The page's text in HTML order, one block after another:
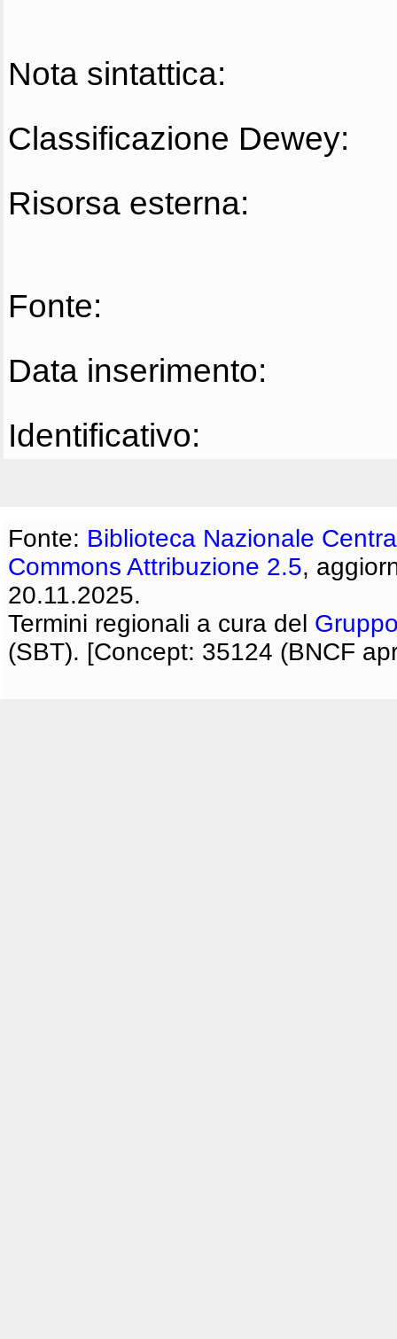
Nota sintattica:
Classificazione Dewey:
Risorsa esterna:
Fonte:
Data inserimento:
Identificativo:
Fonte: Biblioteca Nazionale
Commons Attribuzione 2.5,
20.11.2025.
Termini regionali a cura del
(SBT). [Concept: 35124 (BNCF